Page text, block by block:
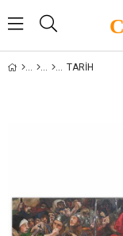
TARIH